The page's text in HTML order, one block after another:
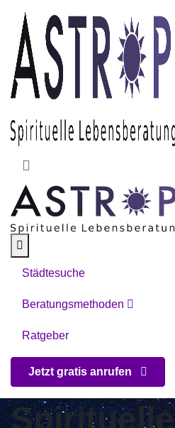
Skip to main content
Städtesuche
Beratungsmethoden
Ratgeber
Jetzt gratis anrufen
Spirituelle